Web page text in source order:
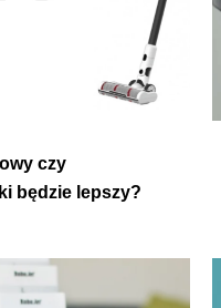
czy
będzie lepszy?